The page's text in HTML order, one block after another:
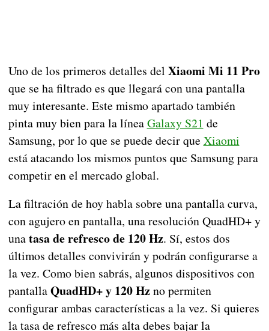
Uno de los primeros detalles del Xiaomi Mi 11 Pro
que se ha filtrado es que llegará con una pantalla
muy interesante. Este mismo apartado también
pinta muy bien para la líneaGalaxy S21 de
Samsung, por lo que se puede decir que Xiaomi
está atacando los mismos puntos que Samsung para
competir en el mercado global.
La filtración de hoy habla sobre una pantalla curva,
con agujero en pantalla, una resolución QuadHD+ y
unatasa de refresco de 120 Hz. Sí, estos dos
últimos detalles convivirán y podrán configurarse a
la vez. Como bien sabrás, algunos dispositivos con
pantallaQuadHD+ y 120 Hzno permiten
configurar ambas características a la vez. Si quieres
la tasa de refresco más alta debes bajar la